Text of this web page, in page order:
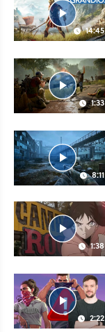
14:45
1:33
8:11
1:38
2:22